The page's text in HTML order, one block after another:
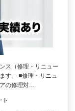
ス（修理・リニュー
す。 ■修理・リニュ
の修理対…